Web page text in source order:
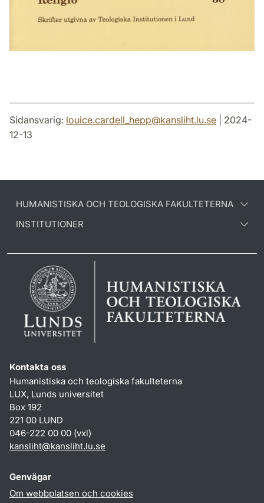
Sidansvarig: louice.cardell_hepp@kansliht.lu.se | 2024-
12-13
HUMANISTISKA OCH TEOLOGISKA FAKULTETERNA
INSTITUTIONER
Kontakta oss
Humanistiska och teologiska fakulteterna
LUX, Lunds universitet
Box 192
221 00 LUND
046-222 00 00 (vxl)
kansliht@kansliht.lu.se
Genvägar
Om webbplatsen och cookies